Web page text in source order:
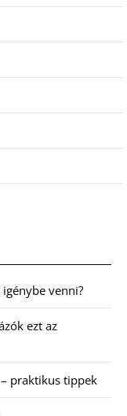
venni?
ezt az
praktikus tippek